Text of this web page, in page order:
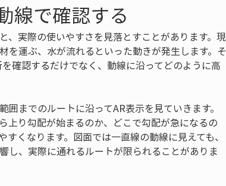
線で確認する
、実際の使いやすさを見落とすことがあります。現
を運ぶ、水が流れるといった動きが発生します。そ
確認するだけでなく、動線に沿ってどのように高
までのルートに沿ってAR表示を見ていきます。
上り勾配が始まるのか、どこで勾配が急になるの
くなります。図面では一直線の動線に見えても、
し、実際に通れるルートが限られることがありま